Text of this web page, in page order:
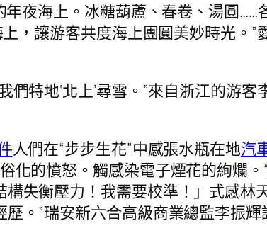
年夜海上。冰糖葫蘆、春卷、湯圓……
上，讓游客共度海上團圓美妙時光。”
特地‘北上’尋雪。”來自浙江的游客
人們在“步步生花”中感張水瓶在地汽
化的憤怒。觸感染電子煙花的絢爛。
失衡壓力！我需要校準！」式感林
。”瑞安新六合高級商業總監李振輝